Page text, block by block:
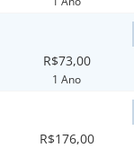
R$73,00
1 Ano
R$176,00